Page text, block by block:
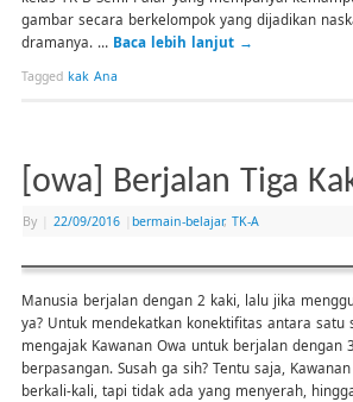
gambar secara berkelompok yang dijadikan
dramanya. … Baca lebih lanjut →
Tagged kak Ana
[owa] Berjalan Tiga
By 22/09/2016 bermain-belajar, TK-A
Manusia berjalan dengan 2 kaki, lalu jika
ya? Untuk mendekatkan konektifitas antara satu
mengajak Kawanan Owa untuk berjalan dengan
berpasangan. Susah ga sih? Tentu saja,
berkali-kali, tapi tidak ada yang menyerah,